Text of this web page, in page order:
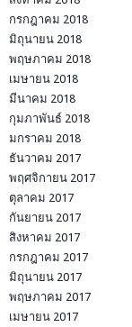
กรกฎาคม 2018
มิถุนายน 2018
พฤษภาคม 2018
เมษายน 2018
มีนาคม 2018
กุมภาพันธ์ 2018
มกราคม 2018
ธันวาคม 2017
พฤศจิกายน 2017
ตุลาคม 2017
กันยายน 2017
สิงหาคม 2017
กรกฎาคม 2017
มิถุนายน 2017
พฤษภาคม 2017
เมษายน 2017